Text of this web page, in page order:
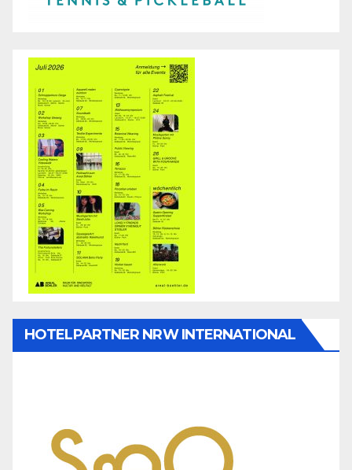
HOTELPARTNER NRW INTERNATIONAL